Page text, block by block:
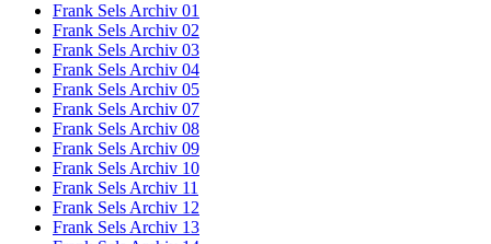
Frank Sels Archiv 01
Frank Sels Archiv 02
Frank Sels Archiv 03
Frank Sels Archiv 04
Frank Sels Archiv 05
Frank Sels Archiv 07
Frank Sels Archiv 08
Frank Sels Archiv 09
Frank Sels Archiv 10
Frank Sels Archiv 11
Frank Sels Archiv 12
Frank Sels Archiv 13